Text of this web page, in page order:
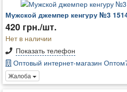
Мужской джемпер кенгуру №3
420 грн./шт.
Нет в наличии
Показать телефон
Оптовый интернет-магазин
Жалоба